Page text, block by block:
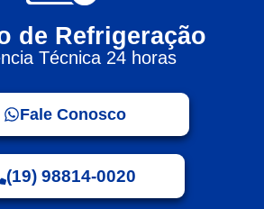
de Refrigeração
Técnica 24 horas
Fale Conosco
(19) 98814-0020